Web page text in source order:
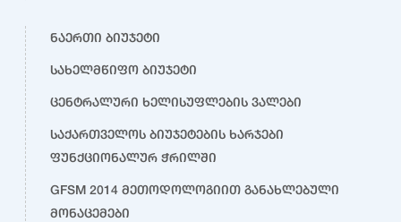
ნაერთი ბიუჯეტი
სახელმწიფო ბიუჯეტი
ცენტრალური ხელისუფლების ვალები
საქართველოს ბიუჯეტების ხარჯები
ფუნქციონალურ ჭრილში
GFSM 2014 მეთოდოლოგიით განახლებული
მონაცემები